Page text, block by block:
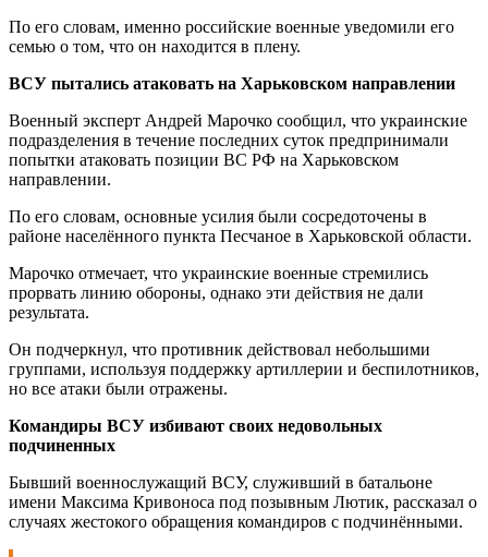
По его словам, именно российские военные уведомили его
семью о том, что он находится в плену.
ВСУ пытались атаковать на Харьковском направлении
Военный эксперт Андрей Марочко сообщил, что украинские
подразделения в течение последних суток предпринимали
попытки атаковать позиции ВС РФ на Харьковском
направлении.
По его словам, основные усилия были сосредоточены в
районе населённого пункта Песчаное в Харьковской области.
Марочко отмечает, что украинские военные стремились
прорвать линию обороны, однако эти действия не дали
результата.
Он подчеркнул, что противник действовал небольшими
группами, используя поддержку артиллерии и беспилотников,
но все атаки были отражены.
Командиры ВСУ избивают своих недовольных
подчиненных
Бывший военнослужащий ВСУ, служивший в батальоне
имени Максима Кривоноса под позывным Лютик, рассказал о
случаях жестокого обращения командиров с подчинёнными.